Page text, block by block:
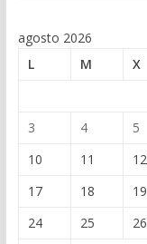
agosto 2026
L
M X
3
4 5
10
11 12
17
18 19
24
25 26